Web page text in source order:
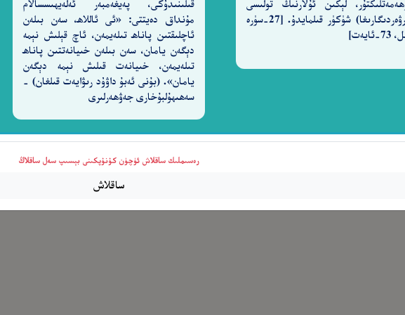
لېكىن ئۇلارنىڭ تولىسى
(پەرۋەردىگارىغا) شۈكۈر قىلمايدۇ. [27-سۈرە
قىلىنىدۇكى، پەيغەمبەر ئەلەيھىسسالام
مۇنداق دەيتتى: «ئى ئاللاھ، سەن بىلەن
ئاچلىقتىن پاناھ تىلەيمەن، ئاچ قېلىش نېمە
دېگەن يامان، سەن بىلەن خىيانەتتىن پاناھ
تىلەيمەن، خىيانەت قىلىش نېمە دېگەن
يامان». (بۇنى ئەبۇ داۋۇد رىۋايەت قىلغان) -
سەھىھۇلبۇخارى جەۋھەرلىرى
رەسىملىك ساقلاش ئۈچۈن كۇنۇپكىنى بېسىپ سەل ساقلاڭ
ساقلاش
٩٦